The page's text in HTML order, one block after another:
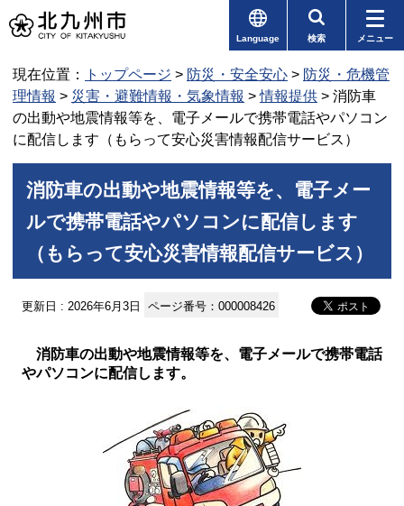
Language 検索 メニュー
現在位置： トップページ > 防災・安全安心 > 防災・危機管
理情報 > 災害・避難情報・気象情報 >情報提供 > 消防車
の出動や地震情報等を、電子メールで携帯電話やパソコン
に配信します（もらって安心災害情報配信サービス）
消防車の出動や地震情報等を、電子メー
ルで携帯電話やパソコンに配信します
（もらって安心災害情報配信サービス）
更新日 : 2026年6月3日 ページ番号：000008426
消防車の出動や地震情報等を、電子メールで携帯電話
やパソコンに配信します。